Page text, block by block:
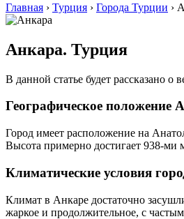
Главная › Турция › Города Турции ›
Анкара. Турция
В данной статье будет рассказано
Географическое положение
Город имеет расположение на
Высота примерно достигает 938-ми
Климатические условия
Климат в Анкаре достаточно
жаркое и продолжительное, с